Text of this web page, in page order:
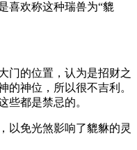
喜欢称这种瑞兽为“貔
门的位置，认为是招财之
的神位，所以很不吉利。
些都是禁忌的。
以免光煞影响了貔貅的灵